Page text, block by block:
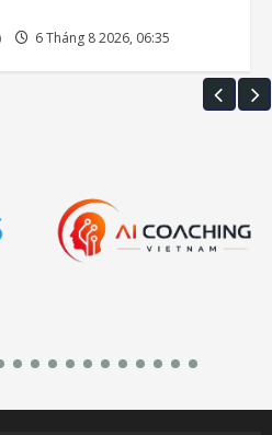
6 Tháng 8 2026, 06:35